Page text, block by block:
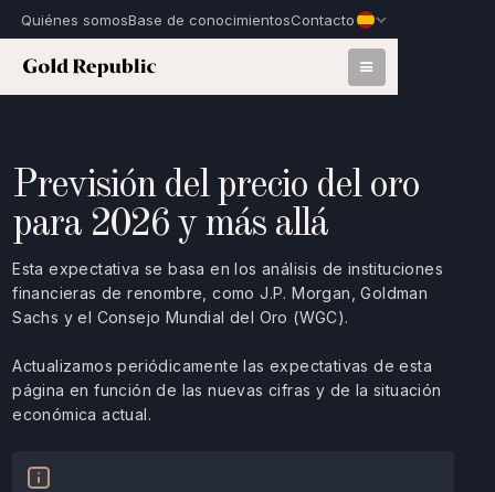
Quiénes somosBase de conocimientosContacto
Previsión del precio del oro
para 2026 y más allá
Esta expectativa se basa en los análisis de instituciones
financieras de renombre, como J.P. Morgan, Goldman
Sachs y el Consejo Mundial del Oro (WGC).
Actualizamos periódicamente las expectativas de esta
página en función de las nuevas cifras y de la situación
económica actual.